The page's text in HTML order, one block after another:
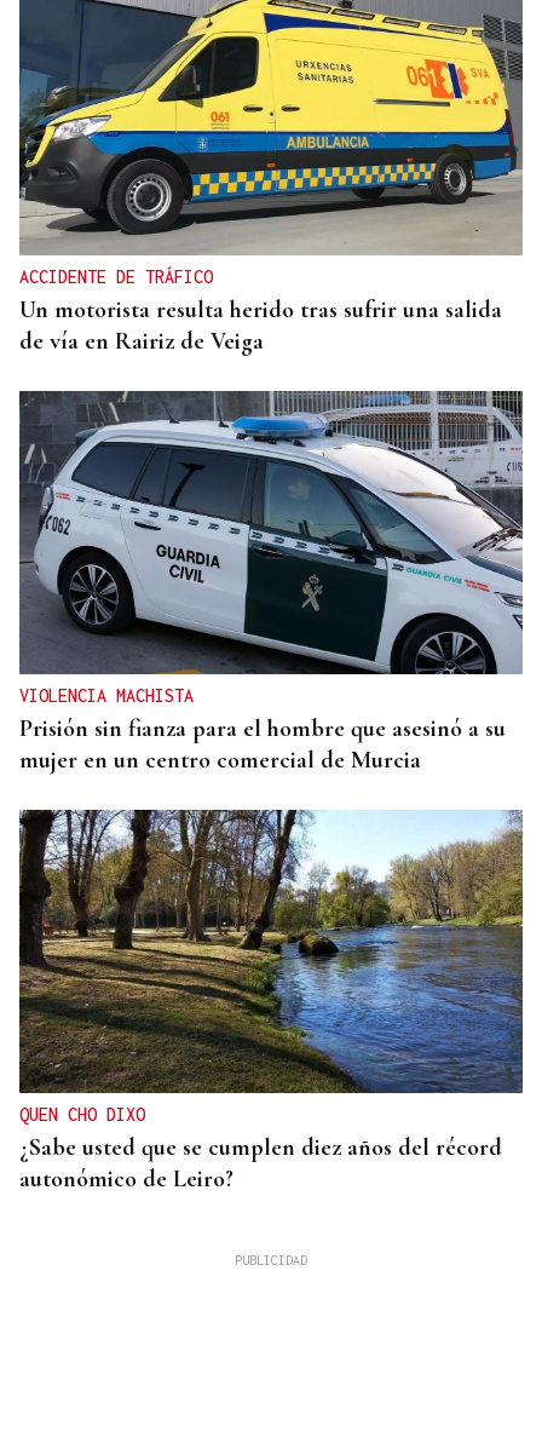
CANEDO
Un herido en la colisión entre dos coches en la
entrada a las termas de Outariz
ACCIDENTE DE TRÁFICO
Un motorista resulta herido tras sufrir una salida
de vía en Rairiz de Veiga
VIOLENCIA MACHISTA
Prisión sin fianza para el hombre que asesinó a su
mujer en un centro comercial de Murcia
QUEN CHO DIXO
¿Sabe usted que se cumplen diez años del récord
autonómico de Leiro?